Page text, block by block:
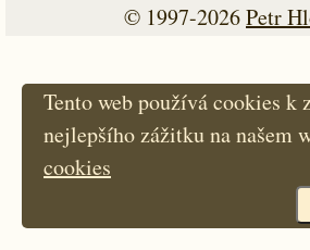
© 1997-2026Petr
Tento web používá cookies k
nejlepšího zážitku na našem
cookies